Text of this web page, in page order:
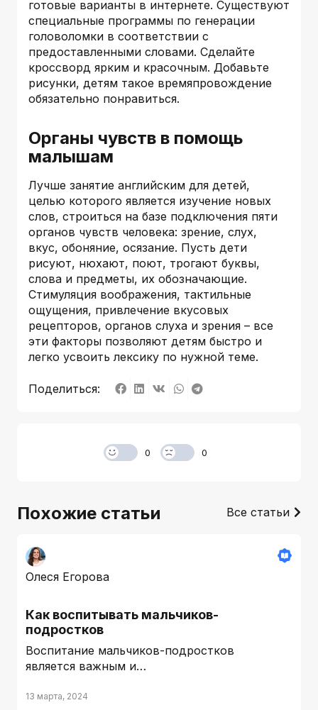
готовые варианты в интернете. Существуют
специальные программы по генерации
головоломки в соответствии с
предоставленными словами. Сделайте
кроссворд ярким и красочным. Добавьте
рисунки, детям такое времяпровождение
обязательно понравиться.
Органы чувств в помощь
малышам
Лучше занятие английским для детей,
целью которого является изучение новых
слов, строиться на базе подключения пяти
органов чувств человека: зрение, слух,
вкус, обоняние, осязание. Пусть дети
рисуют, нюхают, поют, трогают буквы,
слова и предметы, их обозначающие.
Стимуляция воображения, тактильные
ощущения, привлечение вкусовых
рецепторов, органов слуха и зрения – все
эти факторы позволяют детям быстро и
легко усвоить лексику по нужной теме.
Поделиться:
0 0
Похожие статьи Все статьи
Олеся Егорова
Как воспитывать мальчиков-
подростков
Воспитание мальчиков-подростков
является важным и…
13 марта, 2024